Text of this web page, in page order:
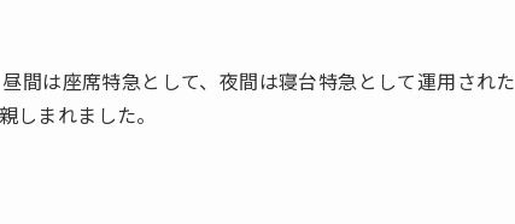
間は座席特急として、夜間は寝台特急として運用された
しまれました。